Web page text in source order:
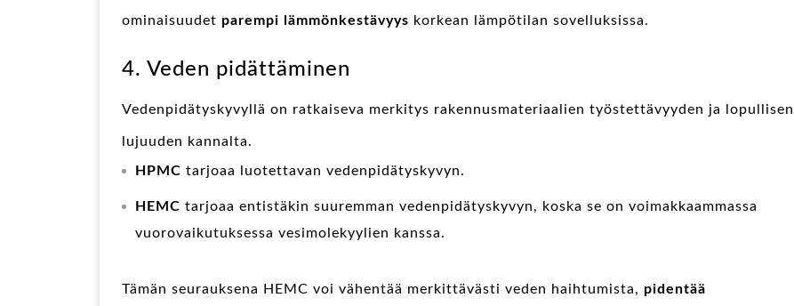
ominaisuudet parempi lämmönkestävyys korkean lämpötilan sovelluksissa.
4. Veden pidättäminen
Vedenpidätyskyvyllä on ratkaiseva merkitys rakennusmateriaalien työstettävyyden ja lopullisen
lujuuden kannalta.
HPMC tarjoaa luotettavan vedenpidätyskyvyn.
HEMC tarjoaa entistäkin suuremman vedenpidätyskyvyn, koska se on voimakkaammassa
vuorovaikutuksessa vesimolekyylien kanssa.
Tämän seurauksena HEMC voi vähentää merkittävästi veden haihtumista, pidentää